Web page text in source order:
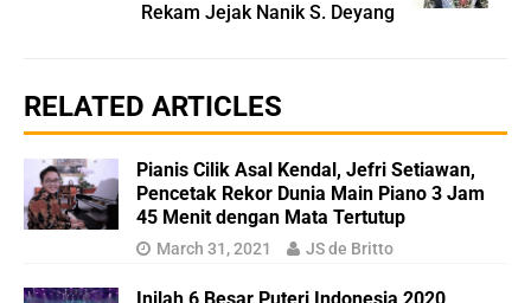
Rekam Jejak Nanik S. Deyang
RELATED ARTICLES
Pianis Cilik Asal Kendal, Jefri Setiawan,
Pencetak Rekor Dunia Main Piano 3 Jam
45 Menit dengan Mata Tertutup
March 31, 2021 JS de Britto